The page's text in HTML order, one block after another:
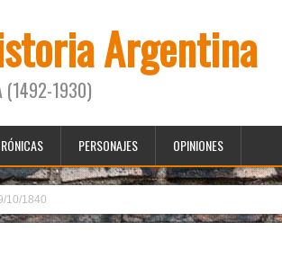
Argentina
(1492-1930)
PERSONAJES OPINIONES
10/1840